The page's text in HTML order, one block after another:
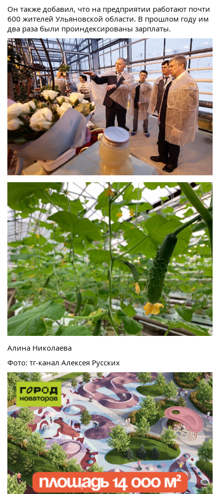
Он также добавил, что на предприятии работают почти
600 жителей Ульяновской области. В прошлом году им
два раза были проиндексированы зарплаты.
Алина Николаева
Фото: тг-канал Алексея Русских